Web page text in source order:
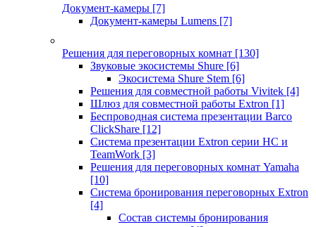
Документ-камеры [7]
Документ-камеры Lumens [7]
Решения для переговорных комнат [130]
Звуковые экосистемы Shure [6]
Экосистема Shure Stem [6]
Решения для совместной работы Vivitek [4]
Шлюз для совместной работы Extron [1]
Беспроводная система презентации Barco
ClickShare [12]
Система презентации Extron серии HC и
TeamWork [3]
Решения для переговорных комнат Yamaha
[10]
Система бронирования переговорных Extron
[4]
Состав системы бронирования